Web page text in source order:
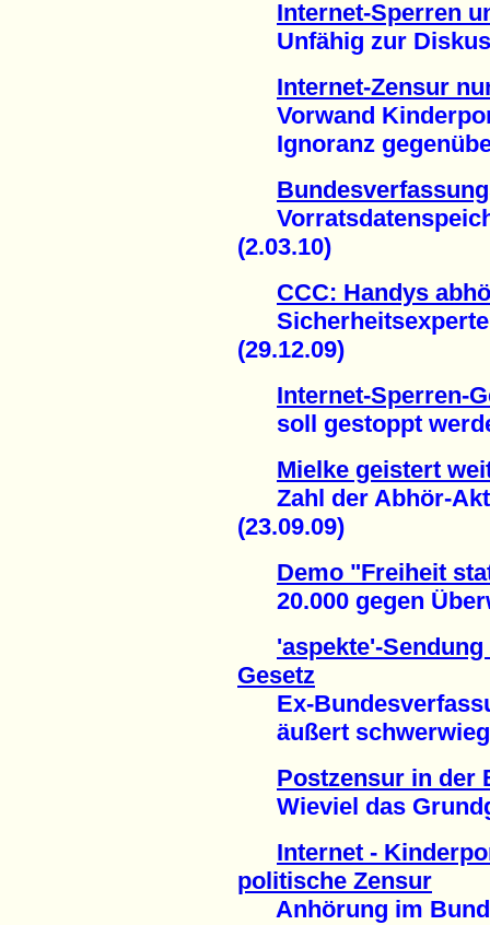
Internet-Sperren
Unfähig zur
Internet-Zensur
Vorwand
Ignoranz
(2.03.10)
CCC: Handys
Sicherheitsexperte
(29.12.09)
Internet-Sperren-
soll gestoppt
Mielke geistert
Zahl der Abhör-
(23.09.09)
Demo "Freiheit
20.000 gegen
'aspekte'-
Gesetz
Ex-
äußert
Postzensur in der
Wieviel das
Internet -
politische Zensur
Anhörung im